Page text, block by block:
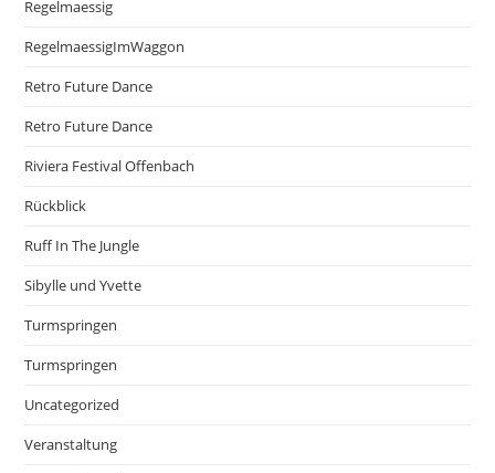
Regelmaessig
RegelmaessigImWaggon
Retro Future Dance
Retro Future Dance
Riviera Festival Offenbach
Rückblick
Ruff In The Jungle
Sibylle und Yvette
Turmspringen
Turmspringen
Uncategorized
Veranstaltung